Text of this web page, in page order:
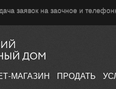
заявок на заочное и
МАГАЗИН ПРОДАТЬ